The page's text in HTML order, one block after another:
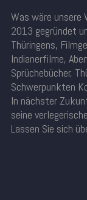
Was wäre unsere
2013 gegründet
Thüringens,
Indianerfilme,
Sprüchebücher,
Schwerpunkten
In nächster
seine
Lassen Sie sich